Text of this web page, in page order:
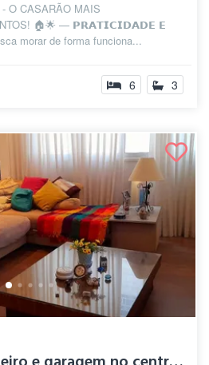
O CASARÃO MAIS
🏠🌟 — 𝗣𝗥𝗔𝗧𝗜𝗖𝗜𝗗𝗔𝗗𝗘 𝗘
morar de forma funciona...
6 3